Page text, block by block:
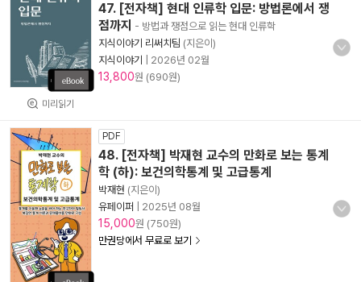
미리읽기
47. [전자책] 현대 인류학 입문: 방법론에서 쟁
점까지 - 방법과 쟁점으로 읽는 현대 인류학
지식이야기 리써치팀 (지은이)
지식이야기
2026년 02월
13,800원 (690원)
PDF
48. [전자책] 박재현 교수의 만화로 보는 통계
학 (하): 보건의학통계 및 고급통계
박재현 (지은이)
유페이퍼
2025년 08월
15,000원 (750원)
만권당에서 무료로 보기